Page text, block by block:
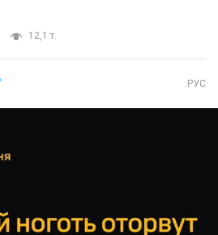
12,1 т.
РУС